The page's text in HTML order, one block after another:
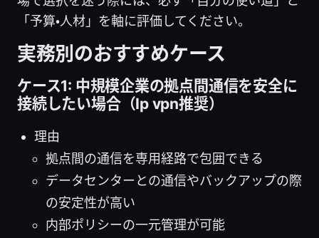
「予算・人材」を軸に評価してください。
実務別のおすすめケース
ケース1: 中規模企業の拠点間通信を安全に
接続したい場合（Ip vpn推奨）
理由
拠点間の通信を専用経路で包囲できる
データセンターとの通信やバックアップの際
の安定性が高い
内部ポリシーの一元管理が可能